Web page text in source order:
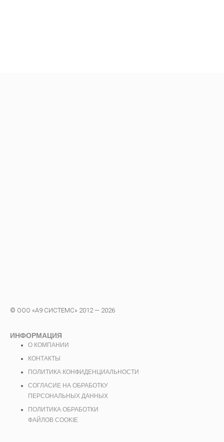
© ООО «А9 СИСТЕМС» 2012 — 2026
ИНФОРМАЦИЯ
О КОМПАНИИ
КОНТАКТЫ
ПОЛИТИКА КОНФИДЕНЦИАЛЬНОСТИ
СОГЛАСИЕ НА ОБРАБОТКУ
ПЕРСОНАЛЬНЫХ ДАННЫХ
ПОЛИТИКА ОБРАБОТКИ
ФАЙЛОВ COOKIE